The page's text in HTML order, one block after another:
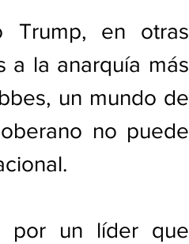
Trump, en otras
a la anarquía más
un mundo de
no puede
por un líder que